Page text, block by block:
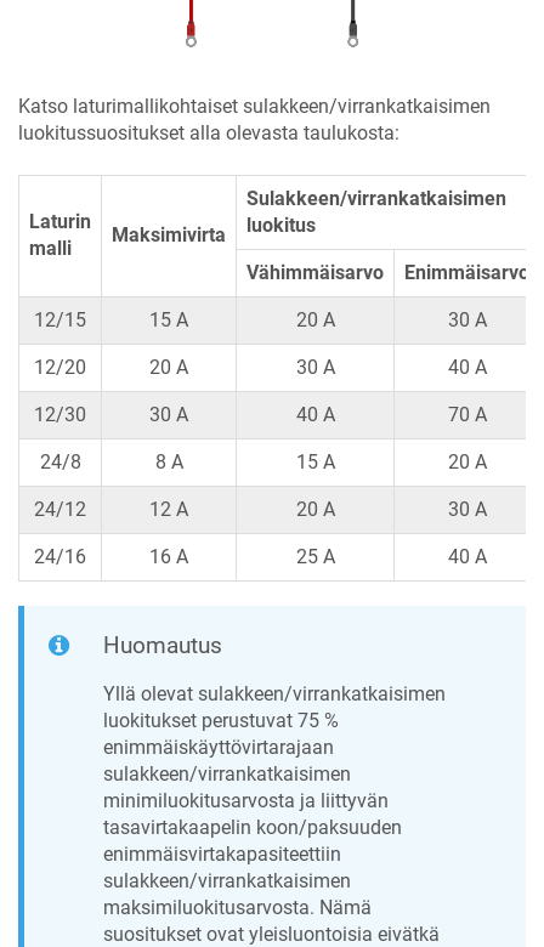
Katso laturimallikohtaiset sulakkeen/virrankatkaisimen
luokitussuositukset alla olevasta taulukosta:
Laturin
malli
Maksimivirta
Sulakkeen/virrankatkaisimen
luokitus
Vähimmäisarvo Enimmäisarvo
12/15 15 A 20 A 30 A
12/20 20 A 30 A 40 A
12/30 30 A 40 A 70 A
24/8 8 A 15 A 20 A
24/12 12 A 20 A 30 A
24/16 16 A 25 A 40 A
Huomautus
Yllä olevat sulakkeen/virrankatkaisimen
luokitukset perustuvat 75 %
enimmäiskäyttövirtarajaan
sulakkeen/virrankatkaisimen
minimiluokitusarvosta ja liittyvän
tasavirtakaapelin koon/paksuuden
enimmäisvirtakapasiteettiin
sulakkeen/virrankatkaisimen
maksimiluokitusarvosta. Nämä
suositukset ovat yleisluontoisia eivätkä